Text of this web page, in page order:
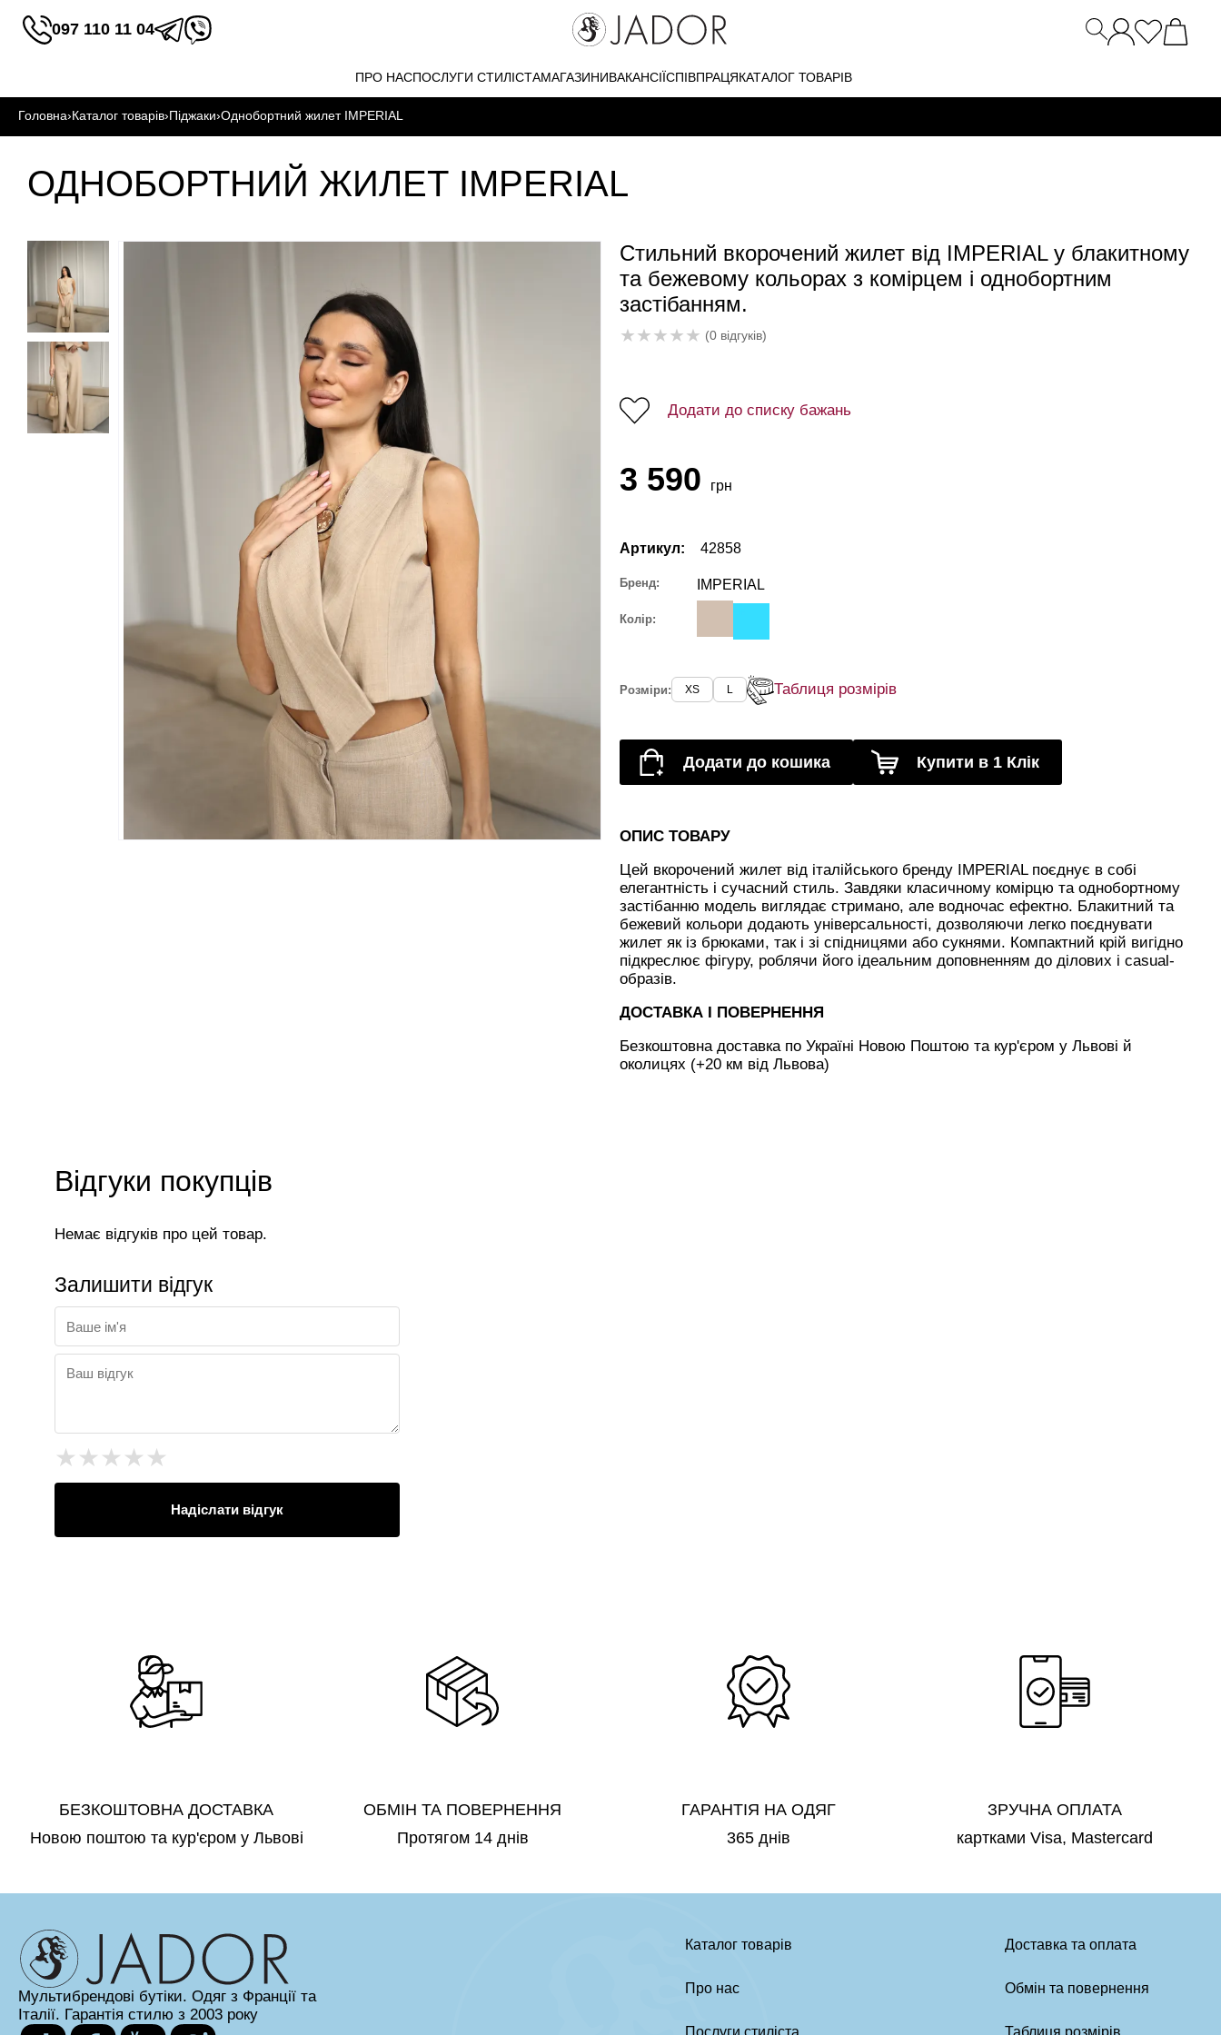
097 110 11 04
ПРО НАСПОСЛУГИ СТИЛІСТАМАГАЗИНИВАКАНСІЇСПІВПРАЦЯКАТАЛОГ ТОВАРІВ
Головна›Каталог товарів›Піджаки›Однобортний жилет IMPERIAL
ОДНОБОРТНИЙ ЖИЛЕТ IMPERIAL
Стильний вкорочений жилет від IMPERIAL у блакитному
та бежевому кольорах з комірцем і однобортним
застібанням.
★★★★★ (0 відгуків)
Додати до списку бажань
3 590 грн
Артикул: 42858
Бренд: IMPERIAL
Колір:
Розміри: XS L Таблиця розмірів
Додати до кошика Купити в 1 Клік
ОПИС ТОВАРУ
Цей вкорочений жилет від італійського бренду IMPERIAL поєднує в собі
елегантність і сучасний стиль. Завдяки класичному комірцю та однобортному
застібанню модель виглядає стримано, але водночас ефектно. Блакитний та
бежевий кольори додають універсальності, дозволяючи легко поєднувати
жилет як із брюками, так і зі спідницями або сукнями. Компактний крій вигідно
підкреслює фігуру, роблячи його ідеальним доповненням до ділових і casual-
образів.
ДОСТАВКА І ПОВЕРНЕННЯ
Безкоштовна доставка по Україні Новою Поштою та кур'єром у Львові й
околицях (+20 км від Львова)
Відгуки покупців
Немає відгуків про цей товар.
Залишити відгук
★★★★★
Надіслати відгук
БЕЗКОШТОВНА ДОСТАВКА
Новою поштою та кур'єром у Львові
ОБМІН ТА ПОВЕРНЕННЯ
Протягом 14 днів
ГАРАНТІЯ НА ОДЯГ
365 днів
ЗРУЧНА ОПЛАТА
картками Visa, Mastercard
Мультибрендові бутіки. Одяг з Франції та
Італії. Гарантія стилю з 2003 року
Каталог товарів
Про нас
Послуги стиліста
Доставка та оплата
Обмін та повернення
Таблиця розмірів